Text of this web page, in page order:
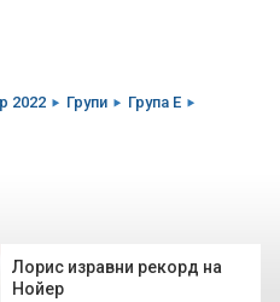
2022 Групи
Група E
Лорис изравни рекорд на
Нойер